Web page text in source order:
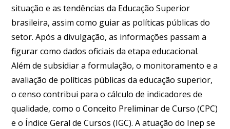
situação e as tendências da Educação Superior
brasileira, assim como guiar as políticas públicas do
setor. Após a divulgação, as informações passam a
figurar como dados oficiais da etapa educacional.
Além de subsidiar a formulação, o monitoramento e a
avaliação de políticas públicas da educação superior,
o censo contribui para o cálculo de indicadores de
qualidade, como o Conceito Preliminar de Curso (CPC)
e o Índice Geral de Cursos (IGC). A atuação do Inep se